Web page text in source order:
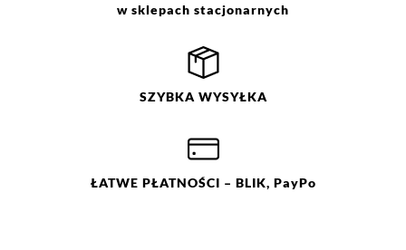
w sklepach stacjonarnych
SZYBKA WYSYŁKA
ŁATWE PŁATNOŚCI – BLIK, PayPo